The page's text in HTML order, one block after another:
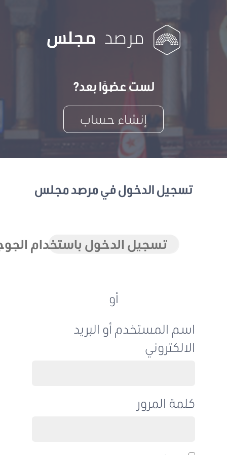
لست عضوًا بعد?
إنشاء حساب
تسجيل الدخول في مرصد مجلس
تسجيل الدخول باستخدام الجوجل
اسم المستخدم أو البريد
الالكتروني
كلمة المرور